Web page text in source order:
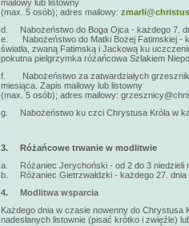
mailowy lub listowny
(max. 5 osób); adres mailowy:
d. Nabożeństwo do Boga Ojca - każdego 7.
e. Nabożeństwo do Matki Bożej Fatimskiej -
światła, zwaną Fatimską i Jackową ku
pokutna pielgrzymka różańcowa Szlakiem
f. Nabożeństwo za zatwardziałych
miesiąca. Zapis mailowy lub listowny
(max. 5 osób); adres mailowy:
g. Nabożeństwo ku czci Chrystusa Króla w
3.
Różańcowe trwanie w modlitwie
a. Różaniec Jerychoński - od 2 do 3 niedzieli
b. Różaniec Gietrzwałdzki - każdego 27. dnia
4.
Modlitwa wsparcia
Każdego dnia w czasie nowenny do Chrystusa
nadesłanych listownie (pisać krótko i zwięźle)